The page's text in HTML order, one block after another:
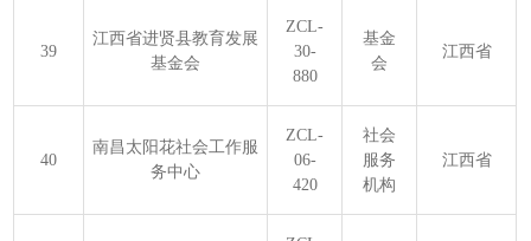
39
江西省进贤县教育发展
基金会
ZCL-
30-
880
基金
会
江西省
40
南昌太阳花社会工作服
务中心
ZCL-
06-
420
社会
服务
机构
江西省